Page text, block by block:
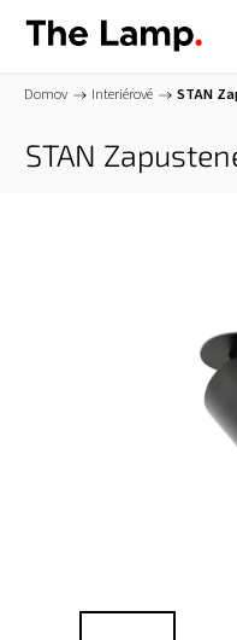
Domov / Interiérové / STAN
STAN